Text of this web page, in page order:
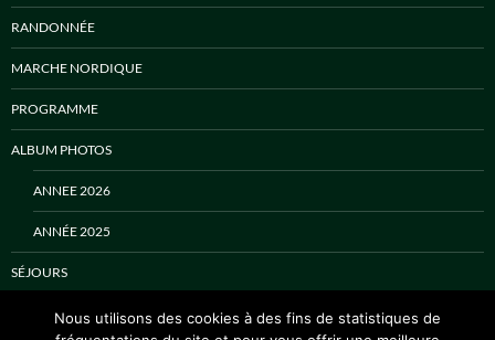
RANDONNÉE
MARCHE NORDIQUE
PROGRAMME
ALBUM PHOTOS
ANNEE 2026
ANNÉE 2025
SÉJOURS
CONTACTNous utilisons des cookies à des fins de statistiques de